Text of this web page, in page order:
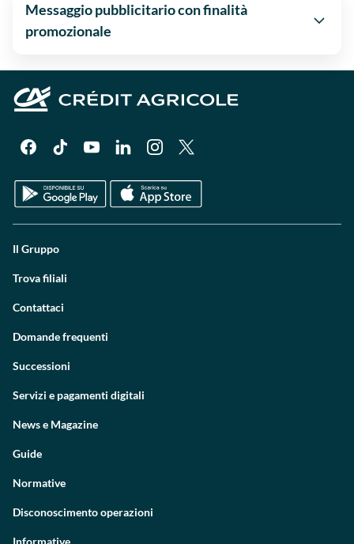
Messaggio pubblicitario con finalità
promozionale
Il Gruppo
Trova filiali
Contattaci
Domande frequenti
Successioni
Servizi e pagamenti digitali
News e Magazine
Guide
Normative
Disconoscimento operazioni